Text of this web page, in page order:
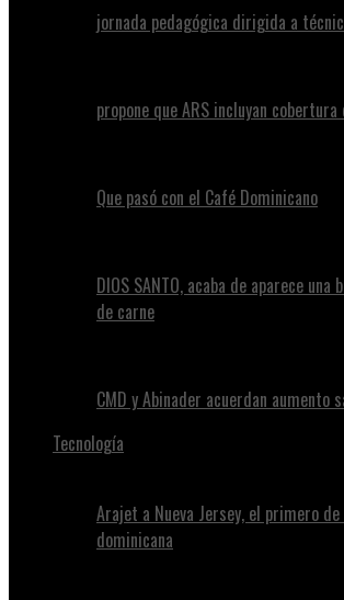
jornada pedagógica dirigida a
propone que ARS incluyan
Que pasó con el Café Dominicano
DIOS SANTO, acaba de aparece
de carne
CMD y Abinader acuerdan aumento
Tecnología
Arajet a Nueva Jersey, el primero
dominicana